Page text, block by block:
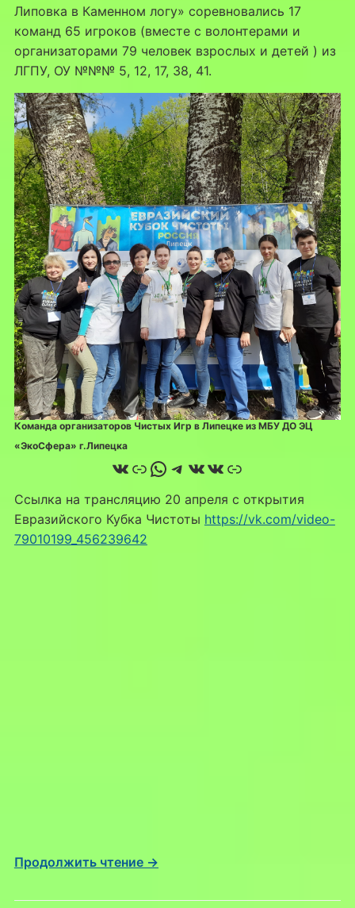
Липовка в Каменном логу» соревновались 17
команд 65 игроков (вместе с волонтерами и
организаторами 79 человек взрослых и детей ) из
ЛГПУ, ОУ №№№ 5, 12, 17, 38, 41.
Команда организаторов Чистых Игр в Липецке из МБУ ДО ЭЦ
«ЭкоСфера» г.Липецка
ВКонтакте
Ссылка
WhatsApp
Telegram
ВКонтакте
ВКонтакте
Ссылка
Ссылка на трансляцию 20 апреля с открытия
Евразийского Кубка Чистоты https://vk.com/video-
79010199_456239642
Продолжить чтение →